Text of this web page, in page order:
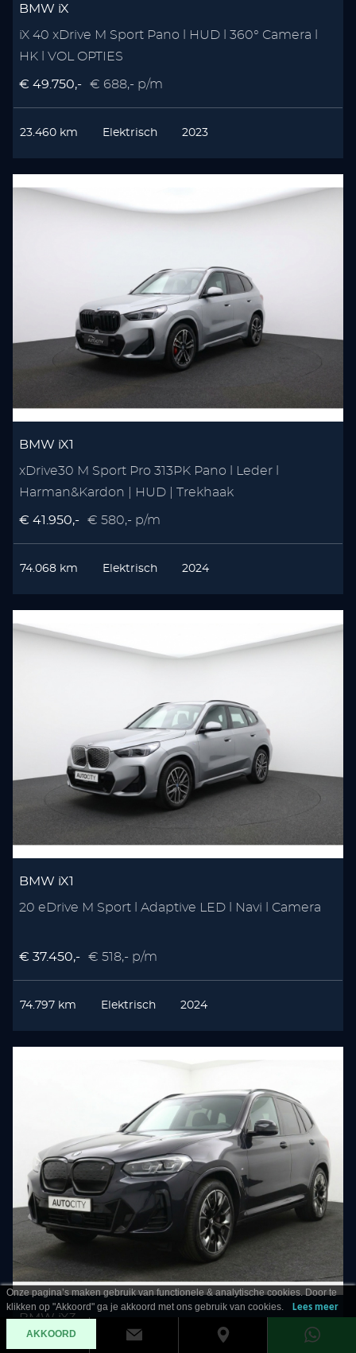
BMW iX
iX 40 xDrive M Sport Pano l HUD l 360° Camera l
HK l VOL OPTIES
€ 49.750,- € 688,- p/m
23.460 km Elektrisch 2023
BMW iX1
xDrive30 M Sport Pro 313PK Pano l Leder l
Harman&Kardon | HUD | Trekhaak
€ 41.950,- € 580,- p/m
74.068 km Elektrisch 2024
BMW iX1
20 eDrive M Sport l Adaptive LED l Navi l Camera
€ 37.450,- € 518,- p/m
74.797 km Elektrisch 2024
BMW iX3
80KWH High Executive SOH 100%! Pano l HUD l
Onze pagina’s maken gebruik van functionele & analytische cookies. Door te
klikken op "Akkoord" ga je akkoord met ons gebruik van cookies.
Lees meer
AKKOORD